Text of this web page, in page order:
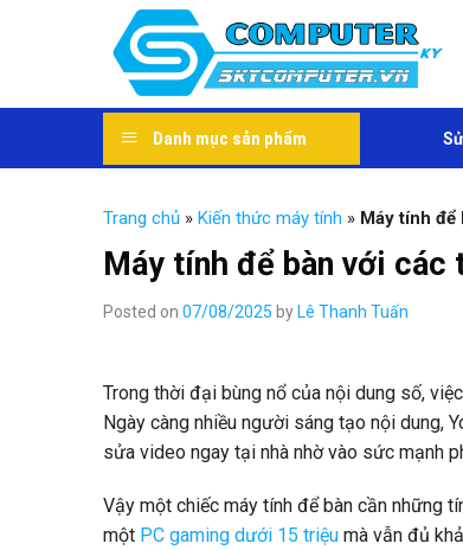
Danh mục sản phẩm
Trang chủ » Kiến thức máy tính » Máy tính
Máy tính để bàn với các
Posted on 07/08/2025 byLê Thanh Tuấn
Trong thời đại bùng nổ của nội dung số,
Ngày càng nhiều người sáng tạo nội dung,
sửa video ngay tại nhà nhờ vào sức mạnh
Vậy một chiếc máy tính để bàn cần những
một PC gaming dưới 15 triệu mà vẫn đủ